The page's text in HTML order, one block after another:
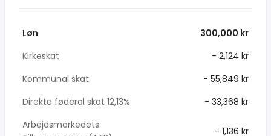
Løn
300,000 kr
Kirkeskat
- 2,124 kr
Kommunal skat
- 55,849 kr
Direkte føderal skat 12,13%
- 33,368 kr
Arbejdsmarkedets
- 1,136 kr